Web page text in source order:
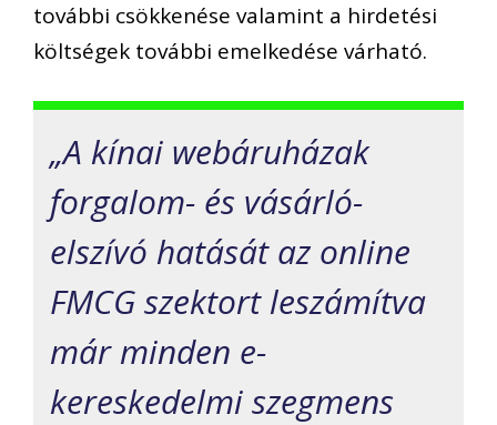
további csökkenése valamint a hirdetési
költségek további emelkedése várható.
„A kínai webáruházak
forgalom- és vásárló-
elszívó hatását az online
FMCG szektort leszámítva
már minden e-
kereskedelmi szegmens